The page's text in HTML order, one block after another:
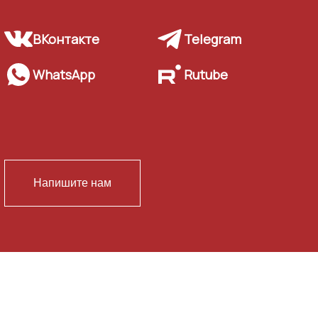
ВКонтакте Telegram
WhatsApp Rutube
Напишите нам